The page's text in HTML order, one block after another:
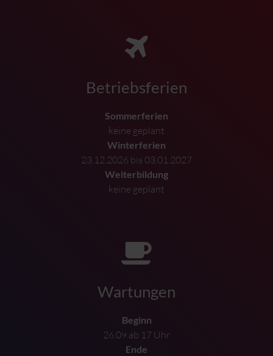
Betriebsferien
Sommerferien
keine geplant
Winterferien
23.12.2026 bis 03.01.2027
Weiterbildung
keine geplant
Wartungen
Beginn
26.09 ab 17 Uhr
Ende